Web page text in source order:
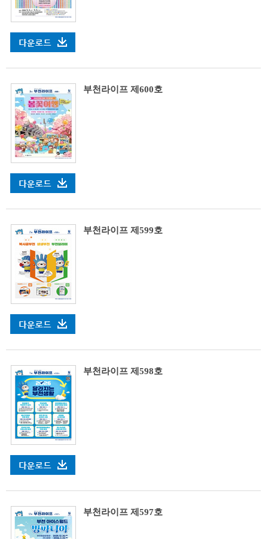
부천라이프 제600호
부천라이프 제599호
부천라이프 제598호
부천라이프 제597호